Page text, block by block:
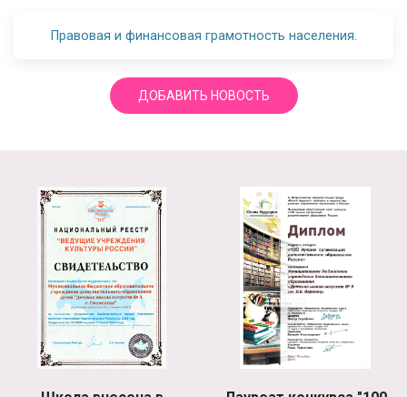
Правовая и финансовая грамотность населения.
ДОБАВИТЬ НОВОСТЬ